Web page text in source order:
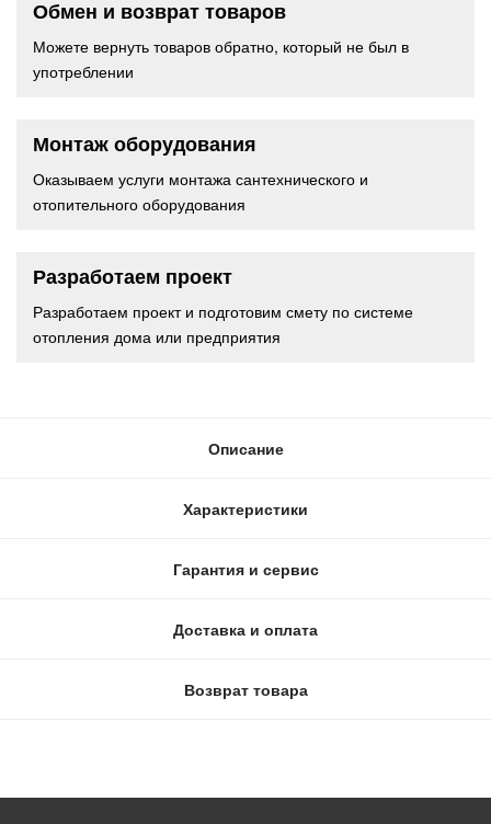
Обмен и возврат товаров
Можете вернуть товаров обратно, который не был в
употреблении
Монтаж оборудования
Оказываем услуги монтажа сантехнического и
отопительного оборудования
Разработаем проект
Разработаем проект и подготовим смету по системе
отопления дома или предприятия
Описание
Характеристики
Гарантия и сервис
Доставка и оплата
Возврат товара